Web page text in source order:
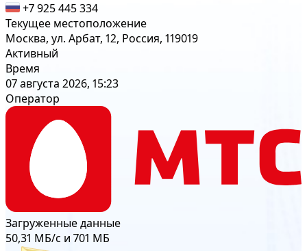
+7 925 445 334
Текущее местоположение
Москва, ул. Арбат, 12, Россия, 119019
Активный
Время
07 августа 2026, 15:23
Оператор
Загруженные данные
50,31 МБ/с и 701 МБ